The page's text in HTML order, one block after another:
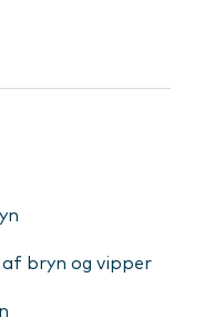
bryn og vipper